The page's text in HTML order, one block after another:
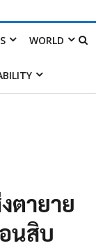
WORLD
ตายาย
นสิบ